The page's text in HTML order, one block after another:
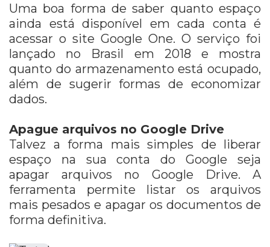
Uma boa forma de saber quanto espaço
ainda está disponível em cada conta é
acessar o site Google One. O serviço foi
lançado no Brasil em 2018 e mostra
quanto do armazenamento está ocupado,
além de sugerir formas de economizar
dados.
Apague arquivos no Google Drive
Talvez a forma mais simples de liberar
espaço na sua conta do Google seja
apagar arquivos no Google Drive. A
ferramenta permite listar os arquivos
mais pesados e apagar os documentos de
forma definitiva.